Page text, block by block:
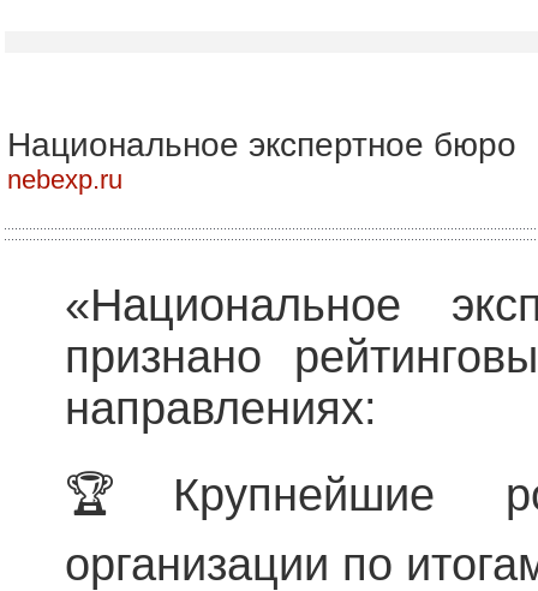
Национальное экспертное бюро
nebexp.ru
«Национальное
признано
направлениях:
🏆Крупнейшие
организации по